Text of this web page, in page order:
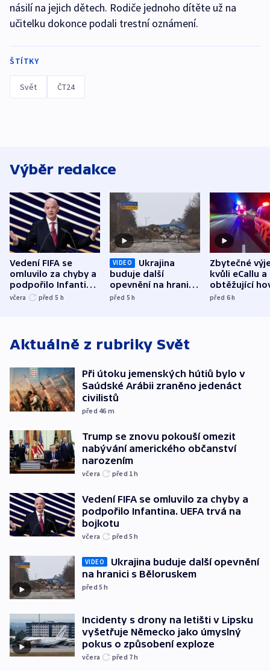
násilí na jejich dětech. Rodiče jednoho dítěte už na
učitelku dokonce podali trestní oznámení.
ŠTÍTKY
Svět ČT24
Výběr redakce
Vedení FIFA se
omluvilo za chyby a
podpořilo Infantina.
UEFA trvá na
včera před 5 h
VIDEO
Ukrajina
buduje další
opevnění na hranici
s Běloruskem
před 5h
Zbytečné
kvůli eCallu a
obtěžující
zdržují
před 6h
Aktuálně z rubriky Svět
Při útoku jemenských hútiů bylo v
Saúdské Arábii zraněno jedenáct
civilistů
před 46 m
Trump se znovu pokouší omezit
nabývání amerického občanství
narozením
včera před 1h
Vedení FIFA se omluvilo za chyby a
podpořilo Infantina. UEFA trvá na
bojkotu
včera před 5h
VIDEO
Ukrajina buduje další opevnění
na hranici s Běloruskem
před 5h
Incidenty s drony na letišti v Lipsku
vyšetřuje Německo jako úmyslný
pokus o způsobení exploze
včera před 7h